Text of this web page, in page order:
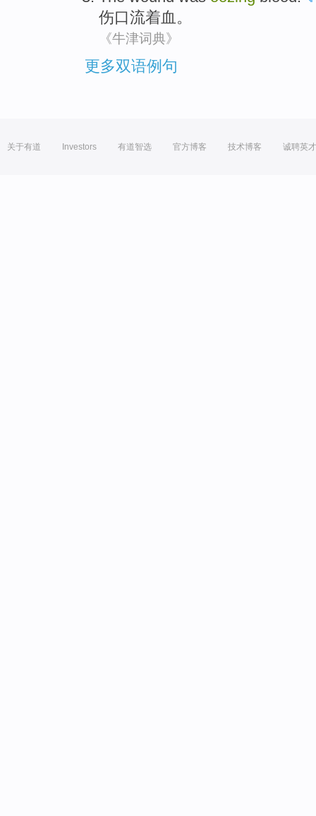
伤口流着血。
《牛津词典》
更多双语例句
关于有道 Investors 有道智选 官方博客 技术博客 诚聘英才